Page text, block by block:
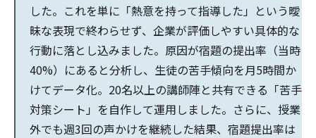
した。これを単に「熱意を持って指導した」という曖
昧な表現で終わらせず、企業が評価しやすい具体的な
行動に落とし込みました。原因が宿題の提出率（当時
40%）にあると分析し、生徒の苦手傾向を月5時間か
けてデータ化。20名以上の講師陣と共有できる「苦手
対策シート」を自作して運用しました。さらに、授業
外でも週3回の声かけを継続した結果、宿題提出率は